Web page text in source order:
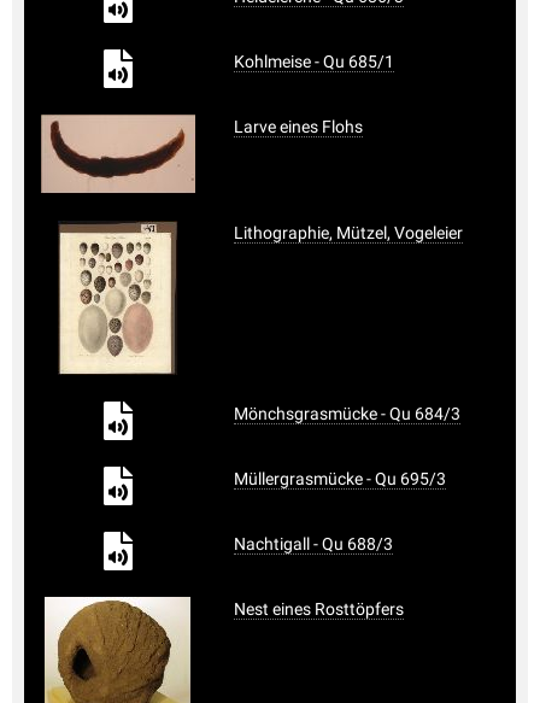
Kohlmeise - Qu 685/1
Larve eines Flohs
Lithographie, Mützel, Vogeleier
Mönchsgrasmücke - Qu 684/3
Müllergrasmücke - Qu 695/3
Nachtigall - Qu 688/3
Nest eines Rosttöpfers